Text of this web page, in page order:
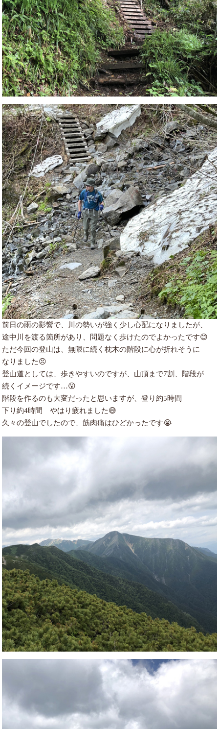
前日の雨の影響で、川の勢いが強く少し心配になりましたが、
途中川を渡る箇所があり、問題なく歩けたのでよかったです😊
ただ今回の登山は、無限に続く枕木の階段に心が折れそうに
なりました😣
登山道としては、歩きやすいのですが、山頂まで7割、階段が
続くイメージです…😮
階段を作るのも大変だったと思いますが、登り約5時間
下り約4時間 やはり疲れました😅
久々の登山でしたので、筋肉痛はひどかったです😭